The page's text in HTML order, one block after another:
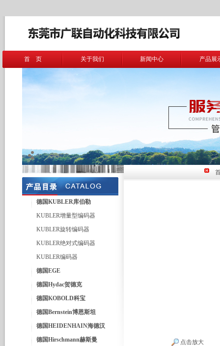
首 页 关于我们 新闻中心 产品展
德国KUBLER库伯勒
KUBLER增量型编码器
KUBLER旋转编码器
KUBLER绝对式编码器
KUBLER编码器
德国EGE
德国Hydac贺德克
德国KOBOLD科宝
德国Bernstein博恩斯坦
德国HEIDENHAIN海德汉
德国Hirschmann赫斯曼
点击放大